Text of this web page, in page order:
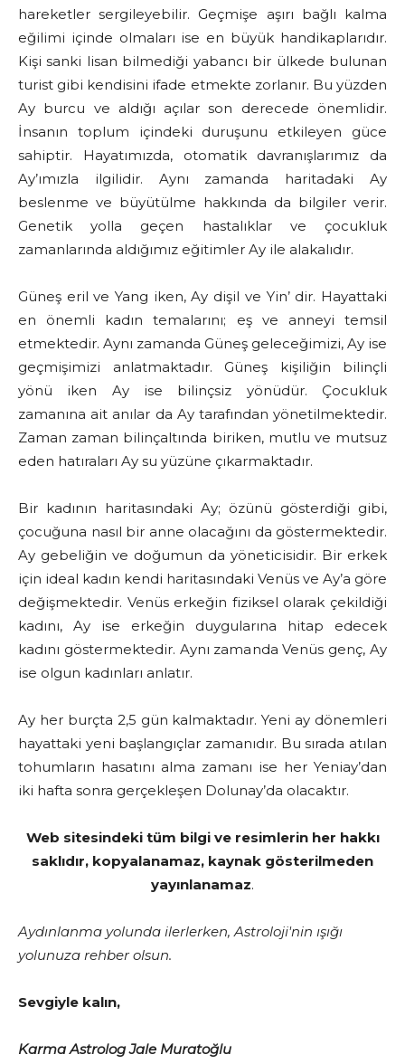
hareketler sergileyebilir. Geçmişe aşırı bağlı kalma
eğilimi içinde olmaları ise en büyük handikaplarıdır.
Kişi sanki lisan bilmediği yabancı bir ülkede bulunan
turist gibi kendisini ifade etmekte zorlanır. Bu yüzden
Ay burcu ve aldığı açılar son derecede önemlidir.
İnsanın toplum içindeki duruşunu etkileyen güce
sahiptir. Hayatımızda, otomatik davranışlarımız da
Ay’ımızla ilgilidir. Aynı zamanda haritadaki Ay
beslenme ve büyütülme hakkında da bilgiler verir.
Genetik yolla geçen hastalıklar ve çocukluk
zamanlarında aldığımız eğitimler Ay ile alakalıdır.
Güneş eril ve Yang iken, Ay dişil ve Yin’ dir. Hayattaki
en önemli kadın temalarını; eş ve anneyi temsil
etmektedir. Aynı zamanda Güneş geleceğimizi, Ay ise
geçmişimizi anlatmaktadır. Güneş kişiliğin bilinçli
yönü iken Ay ise bilinçsiz yönüdür. Çocukluk
zamanına ait anılar da Ay tarafından yönetilmektedir.
Zaman zaman bilinçaltında biriken, mutlu ve mutsuz
eden hatıraları Ay su yüzüne çıkarmaktadır.
Bir kadının haritasındaki Ay; özünü gösterdiği gibi,
çocuğuna nasıl bir anne olacağını da göstermektedir.
Ay gebeliğin ve doğumun da yöneticisidir. Bir erkek
için ideal kadın kendi haritasındaki Venüs ve Ay’a göre
değişmektedir. Venüs erkeğin fiziksel olarak çekildiği
kadını, Ay ise erkeğin duygularına hitap edecek
kadını göstermektedir. Aynı zamanda Venüs genç, Ay
ise olgun kadınları anlatır.
Ay her burçta 2,5 gün kalmaktadır. Yeni ay dönemleri
hayattaki yeni başlangıçlar zamanıdır. Bu sırada atılan
tohumların hasatını alma zamanı ise her Yeniay’dan
iki hafta sonra gerçekleşen Dolunay’da olacaktır.
Web sitesindeki tüm bilgi ve resimlerin her hakkı
saklıdır, kopyalanamaz, kaynak gösterilmeden
yayınlanamaz.
Aydınlanma yolunda ilerlerken, Astroloji'nin ışığı
yolunuza rehber olsun.
Sevgiyle kalın,
Karma Astrolog Jale Muratoğlu